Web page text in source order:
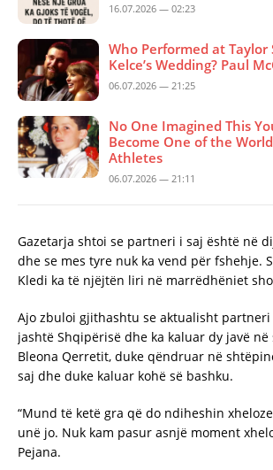
16.07.2026 — 02:23
Who Performed at Taylor
Kelce’s Wedding? Paul
06.07.2026 — 21:25
No One Imagined This
Become One of the
Athletes
06.07.2026 — 21:11
Gazetarja shtoi se partneri i saj është në
dhe se mes tyre nuk ka vend për fshehje.
Kledi ka të njëjtën liri në marrëdhëniet
Ajo zbuloi gjithashtu se aktualisht
jashtë Shqipërisë dhe ka kaluar dy javë
Bleona Qerretit, duke qëndruar në
saj dhe duke kaluar kohë së bashku.
“Mund të ketë gra që do ndiheshin
unë jo. Nuk kam pasur asnjë moment
Pejana.